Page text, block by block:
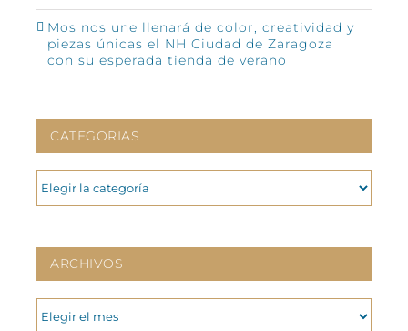
Mos nos une llenará de color, creatividad y
piezas únicas el NH Ciudad de Zaragoza
con su esperada tienda de verano
CATEGORIAS
CATEGORIAS
ARCHIVOS
ARCHIVOS